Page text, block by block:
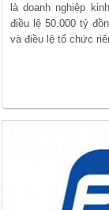
là doanh nghiệp
điều lệ 50.000 tỷ
và điều lệ tổ chức